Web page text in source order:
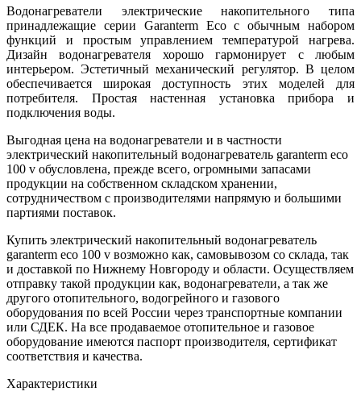
Водонагреватели электрические накопительного типа
принадлежащие серии Garanterm Eco с обычным набором
функций и простым управлением температурой нагрева.
Дизайн водонагревателя хорошо гармонирует с любым
интерьером. Эстетичный механический регулятор. В целом
обеспечивается широкая доступность этих моделей для
потребителя. Простая настенная установка прибора и
подключения воды.
Выгодная цена на водонагреватели и в частности
электрический накопительный водонагреватель garanterm eco
100 v обусловлена, прежде всего, огромными запасами
продукции на собственном складском хранении,
сотрудничеством с производителями напрямую и большими
партиями поставок.
Купить электрический накопительный водонагреватель
garanterm eco 100 v возможно как, самовывозом со склада, так
и доставкой по Нижнему Новгороду и области. Осуществляем
отправку такой продукции как, водонагреватели, а так же
другого отопительного, водогрейного и газового
оборудования по всей России через транспортные компании
или СДЕК. На все продаваемое отопительное и газовое
оборудование имеются паспорт производителя, сертификат
соответствия и качества.
Характеристики